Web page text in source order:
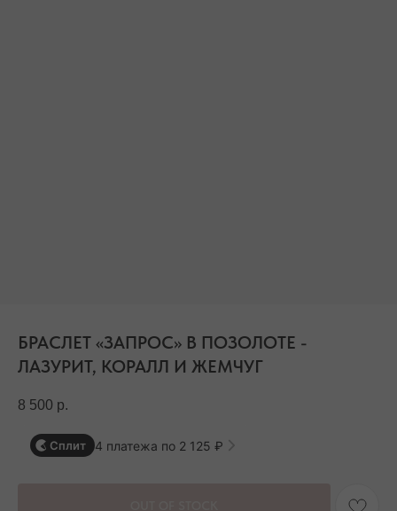
БРАСЛЕТ «ЗАПРОС» В ПОЗОЛОТЕ -
ЛАЗУРИТ, КОРАЛЛ И ЖЕМЧУГ
8 500 р.
Сплит 4 платежа по 2 125 ₽